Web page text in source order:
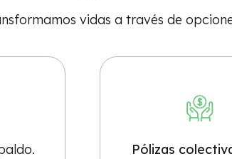
vidas a través de
Pólizas